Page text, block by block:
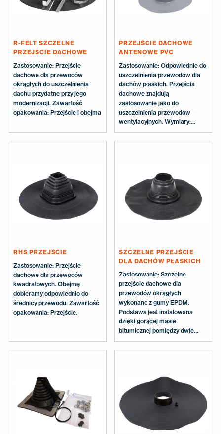
R-FELT SZCZELNE
PRZEJŚCIE DACHOWE
Zastosowanie: Przejście
dachowe dla przewodów
okrągłych do uszczelnienia
dachu przydatne przy jego
modernizacji. Zawartość
opakowania: Przejście i obejma
PRZEJŚCIE DACHOWE
ANTENOWE PVC
Zastosowanie: Odpowiednie do
uszczelnienia przewodów dla
dachów płaskich. Przejścia
dachowe znajdują
zastosowanie jako do
uszczelnienia przewodów
wentylacyjnych. Wymiary:
Średnica przewodu Ø 12-100
mm i 110-160 mm Zawartość
RHS PRZEJŚCIE
Zastosowanie: Przejście
dachowe dla przewodów
kwadratowych. Obejmę
dobieramy odpowiednio do
średnicy przewodu. Zawartość
opakowania: Przejście.
SZCZELNE PRZEJŚCIE
DLA DACHÓW PŁASKICH
Zastosowanie: Szczelne
przejście dachowe dla
przewodów okrągłych
wykonane z gumy EPDM.
Podstawa jest instalowana
dzięki gorącej masie
bitumicznej pomiędzy dwie
warstwy papy. Materiał, z
którego wykonane są przejścia
150 mm. Otwór jest cięty w
zależności od średnicy rury.
Zawartość opakowania:
Zestawy od nr 1-6 zawierają
nierdzewną obejmę. Dla nr 7-12
obejmę należy zamówić